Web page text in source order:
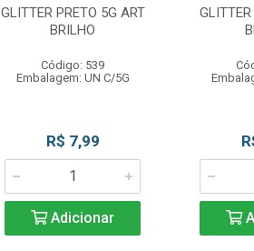
GLITTER PRETO 5G ART
BRILHO
Código: 539
Embalagem: UN C/5G
R$ 7,99
Adicionar